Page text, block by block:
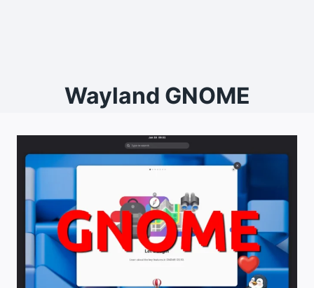
Wayland GNOME